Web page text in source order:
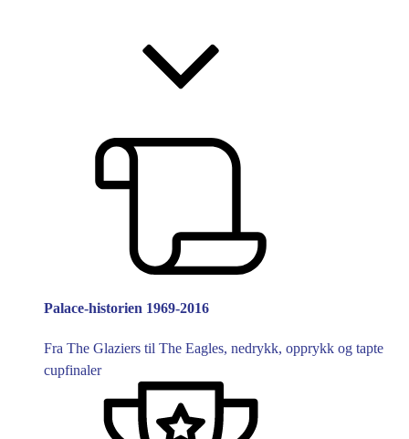
Palace-historien 1969-2016
Fra The Glaziers til The Eagles, nedrykk, opprykk og tapte
cupfinaler